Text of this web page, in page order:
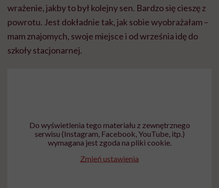
wrażenie, jakby to był kolejny sen. Bardzo się cieszę z
powrotu. Jest dokładnie tak, jak sobie wyobrażałam –
mam znajomych, swoje miejsce i od września idę do
szkoły stacjonarnej.
Do wyświetlenia tego materiału z zewnętrznego
serwisu (Instagram, Facebook, YouTube, itp.)
wymagana jest zgoda na pliki cookie.
Zmień ustawienia